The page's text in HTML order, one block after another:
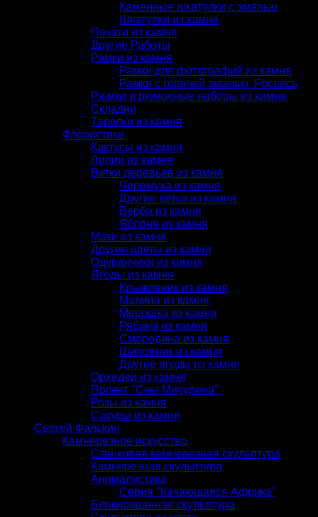
Каменные шкатулки с эмалью
Шкатулки из камня
Печати из камня
Другие Работы
Рамки из камня
Рамки для фотографий из камня
Рамки с горячей эмалью. Роспись
Рюмки и рюмочные наборы из камня
Складни
Тарелки из камня
Флористика
Кактусы из камня
Лилии из камня
Ветки деревьев из камня
Черемуха из камня
Другие ветки из камня
Верба из камня
Яблоня из камня
Маки из камня
Другие цветы из камня
Одуванчики из камня
Ягоды из камня
Крыжовник из камня
Малина из камня
Морошка из камня
Рябина из камня
Смородина из камня
Шиповник из камня
Другие ягоды из камня
Орхидеи из камня
Проект "Сны Мичурина"
Розы из камня
Сакуры из камня
Сергей Фалькин
Камнерезное искусство
Станковая камнерезная скульптура
Камнерезная скульптура
Анималистика
Серия "Качающаяся Африка"
Блокированная скульптура